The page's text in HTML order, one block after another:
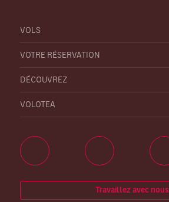
VOLS
VOTRE RÉSERVATION
DÉCOUVREZ
VOLOTEA
Travaillez avec nous